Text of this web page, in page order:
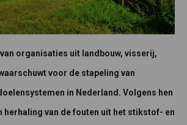
organisaties uit landbouw, visserij,
voor de stapeling van
in Nederland. Volgens hen
herhaling van de fouten uit het stikstof- en